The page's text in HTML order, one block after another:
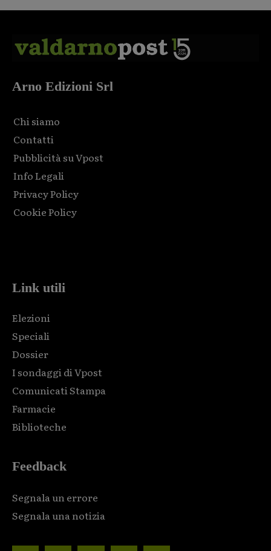
Arno Edizioni Srl
Chi siamo
Contatti
Pubblicità su Vpost
Info Legali
Privacy Policy
Cookie Policy
Link utili
Elezioni
Speciali
Dossier
I sondaggi di Vpost
Comunicati Stampa
Farmacie
Biblioteche
Feedback
Segnala un errore
Segnala una notizia